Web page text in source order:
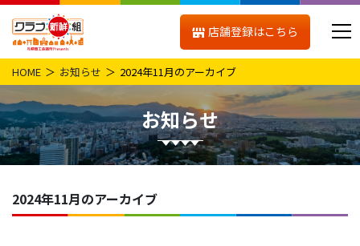
店舗登録はこちら
HOME お知らせ 2024年11月のアーカイブ
お知らせ
2024年11月のアーカイブ